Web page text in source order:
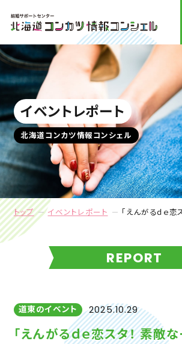
イベントレポート
北海道コンカツ情報コンシェル
トップ イベントレポート
REPORT
道東のイベント 2025.10.29
「えんがるｄｅ恋スタ！ 素敵